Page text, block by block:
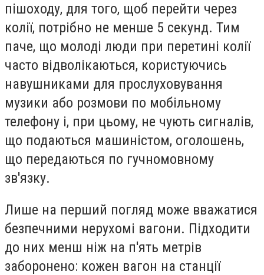
пішоходу, для того, щоб перейти через
колії, потрібно не менше 5 секунд. Тим
паче, що молоді люди при перетині колії
часто відволікаються, користуючись
навушниками для прослуховування
музики або розмови по мобільному
телефону і, при цьому, не чують сигналів,
що подаються машиністом, оголошень,
що передаються по гучномовному
зв'язку.
Лише на перший погляд може вважатися
безпечними нерухомі вагони. Підходити
до них менш ніж на п'ять метрів
заборонено: кожен вагон на станції